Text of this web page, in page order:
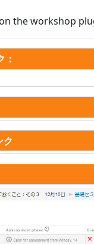
the workshop
ク